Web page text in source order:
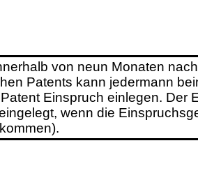
von neun Monaten
Patents kann jedermann
Einspruch einlegen. Der
wenn die